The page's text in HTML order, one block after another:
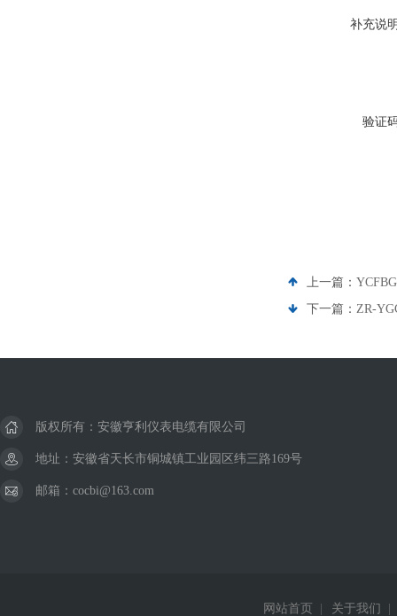
补充说
验证
上一篇：
下一篇： ZR-
版权所有：安徽亨利仪表电缆有限公司
地址：安徽省天长市铜城镇工业园区纬三路169号
邮箱：cocbi@163.com
网站首页 关于我们